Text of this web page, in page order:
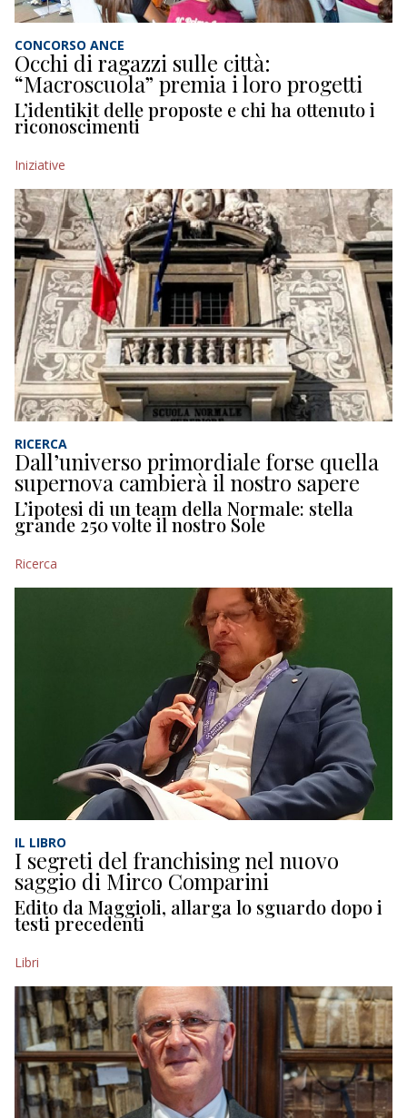
CONCORSO ANCE
Occhi di ragazzi sulle città:
“Macroscuola” premia i loro progetti
L’identikit delle proposte e chi ha ottenuto i
riconoscimenti
Iniziative
RICERCA
Dall’universo primordiale forse quella
supernova cambierà il nostro sapere
L’ipotesi di un team della Normale: stella
grande 250 volte il nostro Sole
Ricerca
IL LIBRO
I segreti del franchising nel nuovo
saggio di Mirco Comparini
Edito da Maggioli, allarga lo sguardo dopo i
testi precedenti
Libri